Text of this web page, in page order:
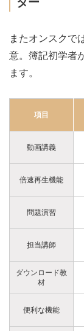
またオンスクで
意。簿記初学者
ます。
項目
動画講義
倍速再生機能
問題演習
担当講師
ダウンロード教
材
便利な機能